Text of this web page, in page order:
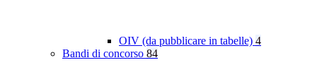
OIV (da pubblicare in tabelle) 4
Bandi di concorso 84